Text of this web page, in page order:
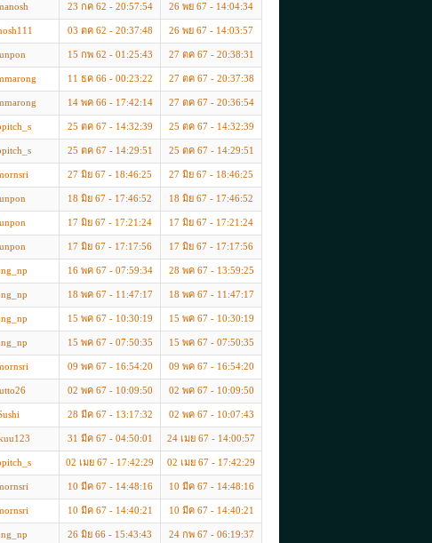
23 กค 62 - 20:57:54 26 พย 67 - 14:04:34
03 ตค 62 - 20:37:48 26 พย 67 - 14:03:57
15 กพ 62 - 01:25:43 27 ตค 67 - 20:38:31
11 ธค 66 - 00:23:22 27 ตค 67 - 20:37:38
14 พค 66 - 17:42:14 27 ตค 67 - 20:36:54
25 ตค 67 - 14:32:39 25 ตค 67 - 14:32:39
25 ตค 67 - 14:29:51 25 ตค 67 - 14:29:51
27 มิย 67 - 18:46:25 27 มิย 67 - 18:46:25
18 มิย 67 - 17:46:52 18 มิย 67 - 17:46:52
17 มิย 67 - 17:21:24 17 มิย 67 - 17:21:24
17 มิย 67 - 17:17:56 17 มิย 67 - 17:17:56
16 พค 67 - 07:59:34 28 พค 67 - 13:59:25
18 พค 67 - 11:47:17 18 พค 67 - 11:47:17
15 พค 67 - 10:30:19 15 พค 67 - 10:30:19
15 พค 67 - 07:50:35 15 พค 67 - 07:50:35
09 พค 67 - 16:54:20 09 พค 67 - 16:54:20
02 พค 67 - 10:09:50 02 พค 67 - 10:09:50
28 มีค 67 - 13:17:32 02 พค 67 - 10:07:43
31 มีค 67 - 04:50:01 24 เมย 67 - 14:00:57
02 เมย 67 - 17:42:29 02 เมย 67 - 17:42:29
10 มีค 67 - 14:48:16 10 มีค 67 - 14:48:16
10 มีค 67 - 14:40:21 10 มีค 67 - 14:40:21
26 มิย 66 - 15:43:43 24 กพ 67 - 06:19:37